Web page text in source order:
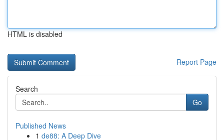
HTML is disabled
Report Page
Search
Go
Published News
1 de88: A Deep Dive